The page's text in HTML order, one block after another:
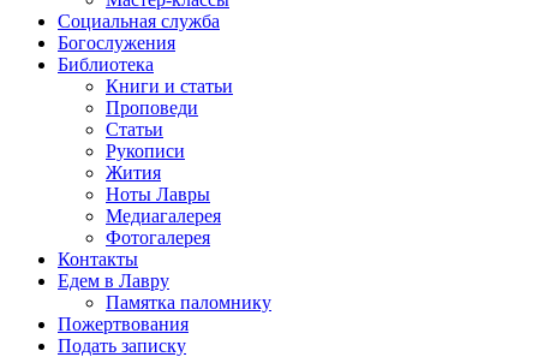
Социальная служба
Богослужения
Библиотека
Книги и статьи
Проповеди
Статьи
Рукописи
Жития
Ноты Лавры
Медиагалерея
Фотогалерея
Контакты
Едем в Лавру
Памятка паломнику
Пожертвования
Подать записку